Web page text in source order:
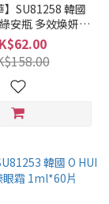
】SU81258 韓國
1ml *60片套